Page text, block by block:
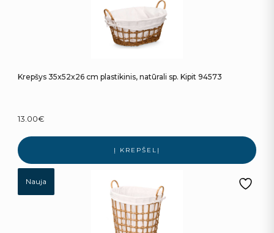
Krepšys 35x52x26 cm plastikinis, natūrali sp. Kipit 94573
13.00€
Į KREPŠELĮ
Nauja